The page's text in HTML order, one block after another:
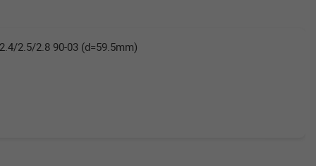
2.5/2.8 90-03 (d=59.5mm)